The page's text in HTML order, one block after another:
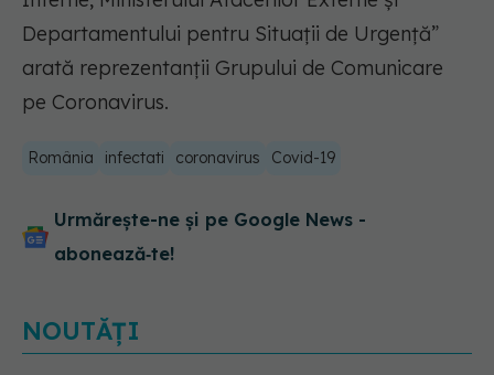
Departamentului pentru Situații de Urgență”
arată reprezentanții Grupului de Comunicare
pe Coronavirus.
România infectati coronavirus Covid-19
Urmărește-ne și pe Google News -
abonează‑te!
NOUTĂȚI